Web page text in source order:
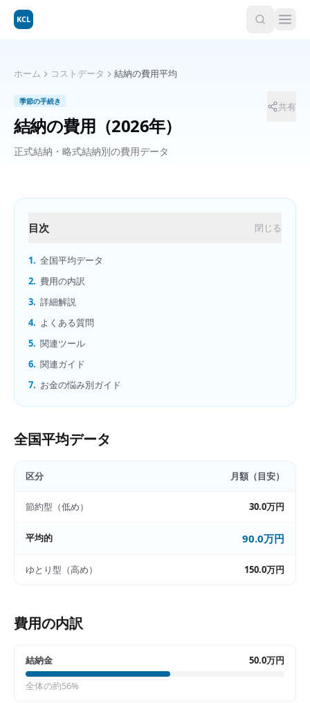
KCL
ホーム コストデータ 結納の費用平均
季節の手続き
結納の費用 （2026年）
正式結納・略式結納別の費用データ
共有
目次 閉じる
1. 全国平均データ
2. 費用の内訳
3. 詳細解説
4. よくある質問
5. 関連ツール
6. 関連ガイド
7. お金の悩み別ガイド
全国平均データ
区分 月額（目安）
節約型（低め） 30.0万円
平均的 90.0万円
ゆとり型（高め） 150.0万円
費用の内訳
結納金 50.0万円
全体の約56%